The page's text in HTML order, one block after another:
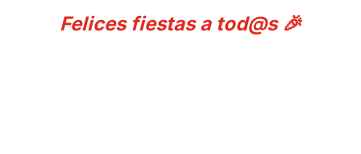
Felices fiestas a tod@s🎉